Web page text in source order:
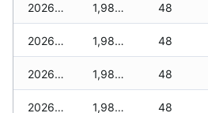
2026-02-08 1,980 zł 48
2026-02-07 1,980 zł 48
2026-02-06 1,980 zł 48
2026-02-05 1,980 zł 48